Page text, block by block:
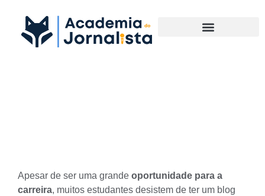
Apesar de ser uma grande oportunidade para a
carreira, muitos estudantes desistem de ter um blog